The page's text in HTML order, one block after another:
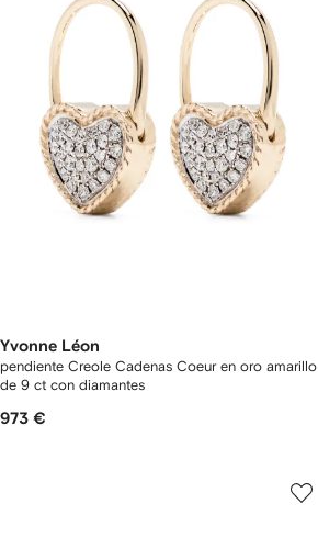
Yvonne Léon
pendiente Creole Cadenas Coeur en oro amarillo
de 9 ct con diamantes
973 €